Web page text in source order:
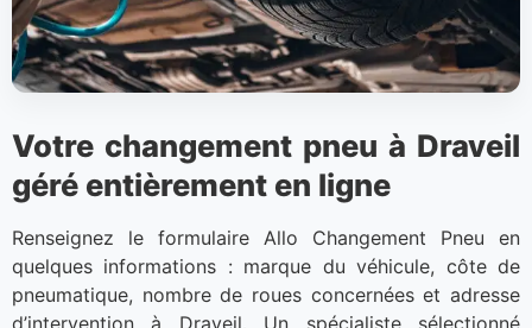
Votre changement pneu à Draveil
géré entièrement en ligne
Renseignez le formulaire Allo Changement Pneu en
quelques informations : marque du véhicule, côte de
pneumatique, nombre de roues concernées et adresse
d’intervention à Draveil. Un spécialiste sélectionné